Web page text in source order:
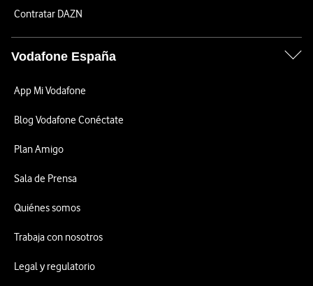
Contratar DAZN
Vodafone España
App Mi Vodafone
Blog Vodafone Conéctate
Plan Amigo
Sala de Prensa
Quiénes somos
Trabaja con nosotros
Legal y regulatorio